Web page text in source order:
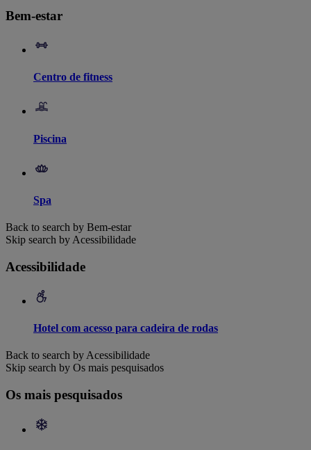
Bem-estar
Centro de fitness
Piscina
Spa
Back to search by Bem-estar
Skip search by Acessibilidade
Acessibilidade
Hotel com acesso para cadeira de rodas
Back to search by Acessibilidade
Skip search by Os mais pesquisados
Os mais pesquisados